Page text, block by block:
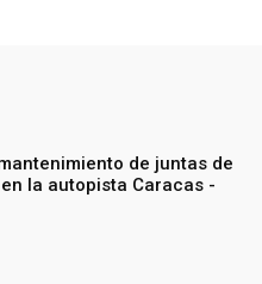
de juntas de
la autopista Caracas -